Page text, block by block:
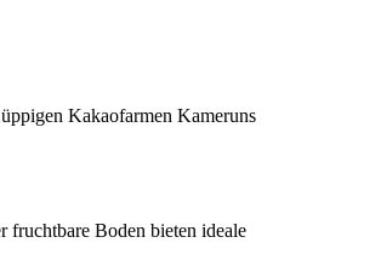
Kakaofarmen Kameruns
fruchtbare Boden bieten ideale